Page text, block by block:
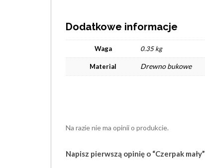
Dodatkowe informacje
Waga 0.35 kg
Material Drewno bukowe
Na razie nie ma opinii o produkcie.
Napisz pierwszą opinię o “Czerpak mały”